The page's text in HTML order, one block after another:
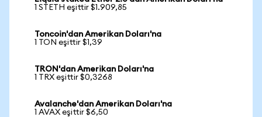
1 STETH eşittir $1.909,85
Toncoin'dan Amerikan Doları'na
1 TON eşittir $1,39
TRON'dan Amerikan Doları'na
1 TRX eşittir $0,3268
Avalanche'dan Amerikan Doları'na
1 AVAX eşittir $6,50